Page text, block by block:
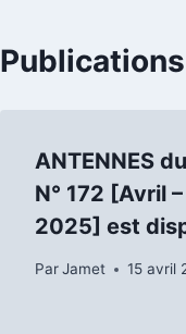
ANTENNES
N° 172 [Avril
2025] est
ParJamet 15 avril